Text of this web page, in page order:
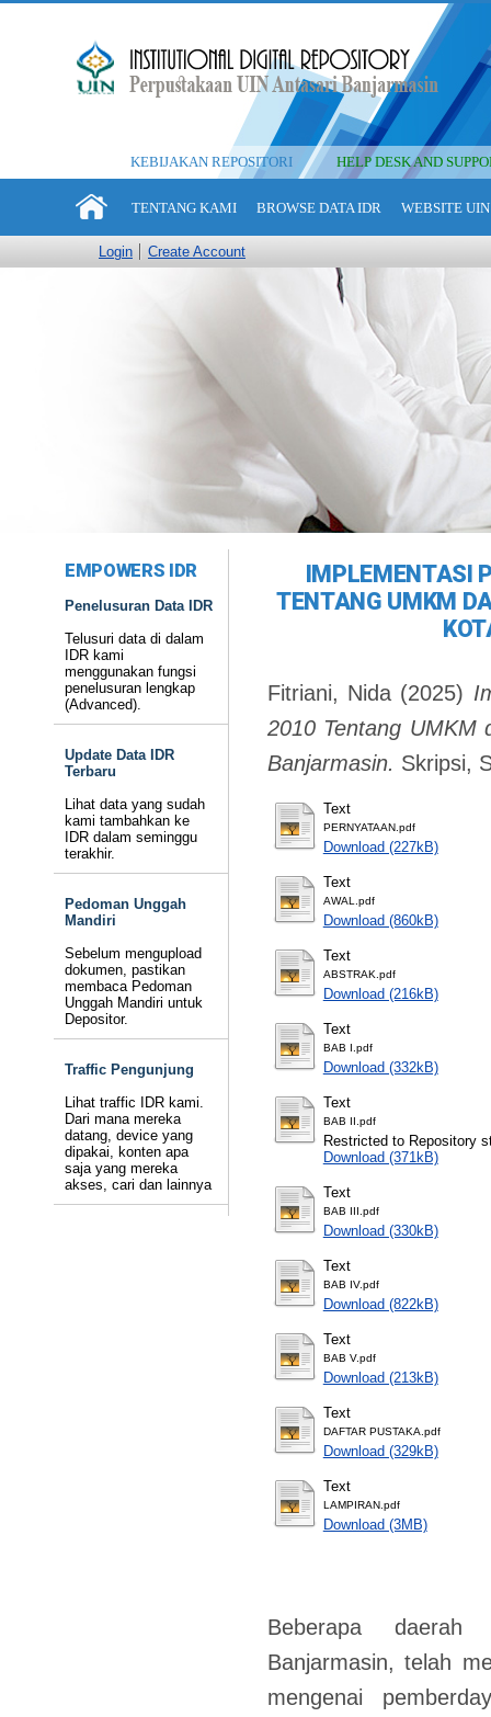
KEBIJAKAN REPOSITORI HELP DESK AND
TENTANG KAMI BROWSE DATA IDR WEBSITE
Login Create Account
EMPOWERS IDR
Penelusuran Data IDR
Telusuri data di dalam
IDR kami
menggunakan fungsi
penelusuran lengkap
(Advanced).
Update Data IDR
Terbaru
Lihat data yang sudah
kami tambahkan ke
IDR dalam seminggu
terakhir.
Pedoman Unggah
Mandiri
Sebelum mengupload
dokumen, pastikan
membaca Pedoman
Unggah Mandiri untuk
Depositor.
Traffic Pengunjung
Lihat traffic IDR kami.
Dari mana mereka
datang, device yang
dipakai, konten apa
saja yang mereka
akses, cari dan lainnya
IMPLEMENTASI
TENTANG UMKM
Fitriani, Nida (2025)
2010 Tentang UMKM
Banjarmasin. Skripsi,
Text
PERNYATAAN.pdf
Download (227kB)
Text
AWAL.pdf
Download (860kB)
Text
ABSTRAK.pdf
Download (216kB)
Text
BAB I.pdf
Download (332kB)
Text
BAB II.pdf
Restricted to Repository
Download (371kB)
Text
BAB III.pdf
Download (330kB)
Text
BAB IV.pdf
Download (822kB)
Text
BAB V.pdf
Download (213kB)
Text
DAFTAR PUSTAKA.pdf
Download (329kB)
Text
LAMPIRAN.pdf
Download (3MB)
Beberapa
Banjarmasin, telah
mengenai